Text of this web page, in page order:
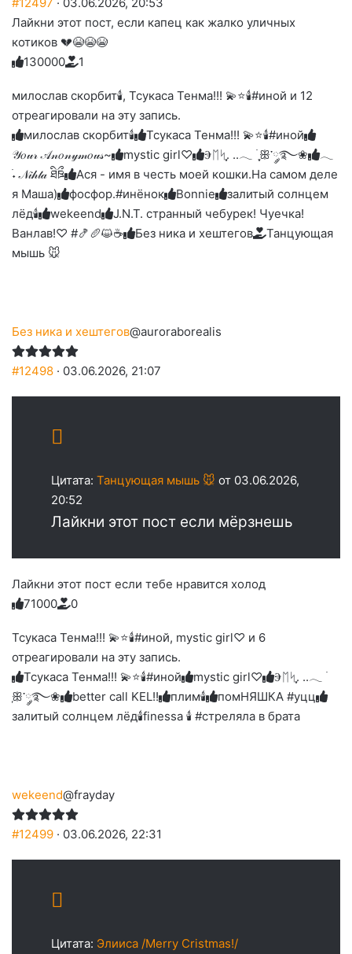
Лайкни этот пост, если капец как жалко уличных
котиков 💔😭😭😭
Голосуйте
вверх.
13
Нажмите
реакцию:
0
Нажмите
реакцию:
до
слез
0
Нажмите
реакцию:
0
Нажмите
реакцию:
0
Нажмите
благодарю
1
милослав скорбит🕯, Тсукаса Тенма!!! 💫⭐🕯️#иной и 12
отреагировали на эту запись.
милослав скорбит🕯
Тсукаса Тенма!!! 💫⭐🕯️#иной
𝒴𝑜𝓊𝓇 𝒜𝓃𝑜𝓃𝓎𝓂𝑜𝓊𝓈~
mystic girl♡ Ⰵᛖᛋִֶָ. ..𓂃 ࣪ ִֶָꕥ་༘࿐❀
𓂃
࣪˖ 𝒩𝒾𝒽𝓉𝒶 ཐིཋྀ
Ася - имя в честь моей кошки.На самом деле
я Маша)
фосфор.#инёнок Bonnie
залитый солнцем
лёд🕯
wekeend
J.N.T. странный чебурек! Чуечка!
Ванлав!♡ #🍤🥖😺☕
Без ника и хештегов
Танцующая
мышь 🐭
Без ника и хештегов@auroraborealis
#12498 · 03.06.2026, 21:07
Цитата: Танцующая мышь 🐭 от 03.06.2026,
20:52
Лайкни этот пост если мёрзнешь
Лайкни этот пост если тебе нравится холод
Голосуйте
вверх.
7
Нажмите
реакцию:
1
Нажмите
реакцию:
до
слез
0
Нажмите
реакцию:
0
Нажмите
реакцию:
0
Нажмите
благодарю
0
Тсукаса Тенма!!! 💫⭐🕯️#иной, mystic girl♡ и 6
отреагировали на эту запись.
Тсукаса Тенма!!! 💫⭐🕯️#иной
mystic girl♡
Ⰵᛖᛋִֶָ. ..𓂃 ࣪
ִֶָꕥ་༘࿐❀
better call KEL!! плим🕯️
помНЯШКА #уцц
залитый солнцем лёд🕯finessa 🕯 #стреляла в брата
wekeend@frayday
#12499 · 03.06.2026, 22:31
Цитата: Элииса /Merry Cristmas!/